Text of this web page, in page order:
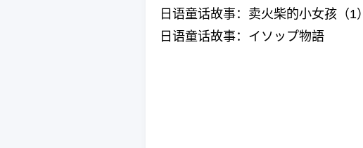
日语童话故事：卖火柴的小女孩（1）
日语童话故事：イソップ物語